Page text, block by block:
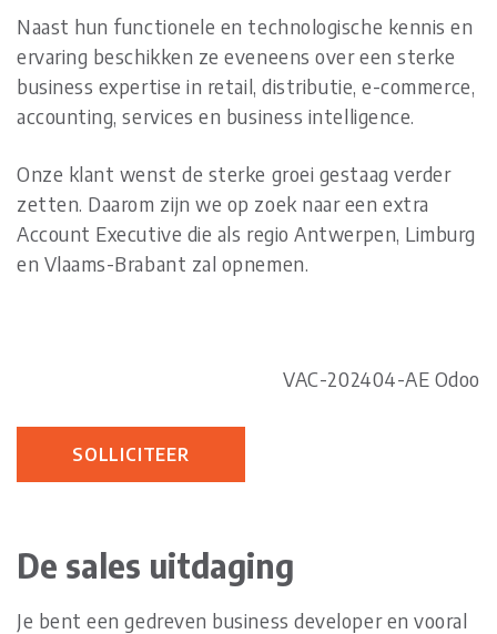
Naast hun functionele en technologische kennis en
ervaring beschikken ze eveneens over een sterke
business expertise in retail, distributie, e-commerce,
accounting, services en business intelligence.
Onze klant wenst de sterke groei gestaag verder
zetten. Daarom zijn we op zoek naar een extra
Account Executive die als regio Antwerpen, Limburg
en Vlaams-Brabant zal opnemen.
VAC-202404-AE Odoo
SOLLICITEER
De sales uitdaging
Je bent een gedreven business developer en vooral